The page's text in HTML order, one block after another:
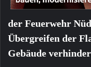
der Feuerwehr
Übergreifen der
Gebäude